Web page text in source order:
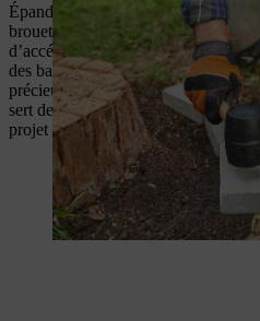
Épandez ensuite de l’engrais sur le
brouette et mélangez soigneusement
d’accélérateur de compost à l’aide
des bactéries, des cultures
précieux qui accélèrent le
sert de nourriture à ces micro-
projet de décomposition rapide de